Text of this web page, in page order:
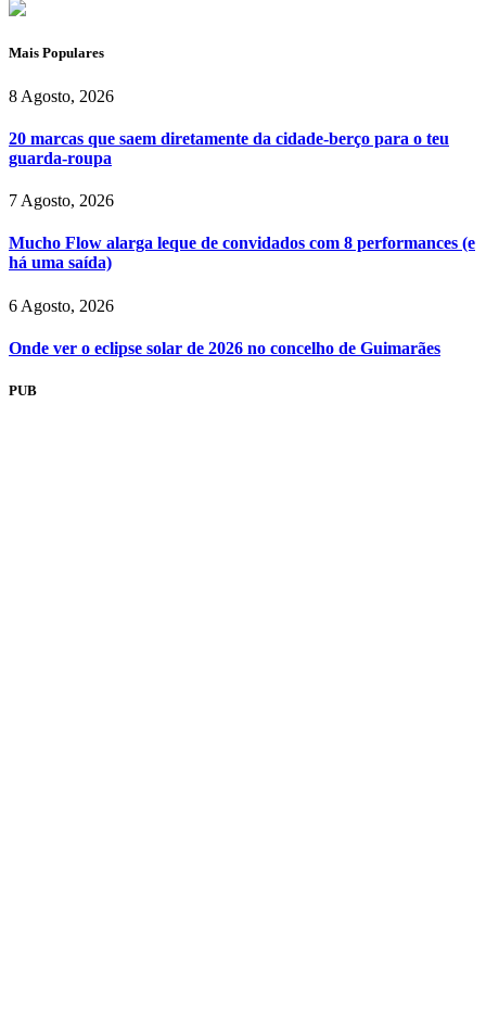
Mais Populares
8 Agosto, 2026
20 marcas que saem diretamente da cidade-berço para o teu
guarda-roupa
7 Agosto, 2026
Mucho Flow alarga leque de convidados com 8 performances (e
há uma saída)
6 Agosto, 2026
Onde ver o eclipse solar de 2026 no concelho de Guimarães
PUB